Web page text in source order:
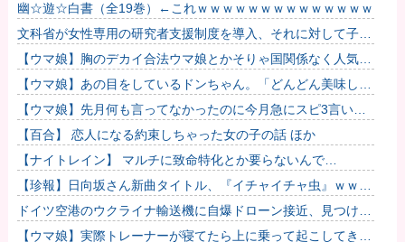
幽☆遊☆白書（全19巻）←これｗｗｗｗｗｗｗｗｗｗｗｗｗｗ
文科省が女性専用の研究者支援制度を導入、それに対して子育
て負担に苦しむ若手男性研究者は……
【ウマ娘】胸のデカイ合法ウマ娘とかそりゃ国関係なく人気出
るわな
【ウマ娘】あの目をしているドンちゃん。「どんどん美味しく
実る…♡」
【ウマ娘】先月何も言ってなかったのに今月急にスピ3言い出
したのが怪しいよな。
【百合】 恋人になる約束しちゃった女の子の話 ほか
【ナイトレイン】 マルチに致命特化とか要らないんで…
【珍報】日向坂さん新曲タイトル、『イチャイチャ虫』ｗｗｗ
★2
ドイツ空港のウクライナ輸送機に自爆ドローン接近、見つけた
空港職員が蹴り落とす…高性能プラスチック爆弾搭載！
【ウマ娘】実際トレーナーが寝てたら上に乗って起こしてきそ